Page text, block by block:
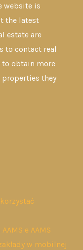
website is
the latest
estate are
to contact real
to obtain more
they
e AAMS
w mobilnej